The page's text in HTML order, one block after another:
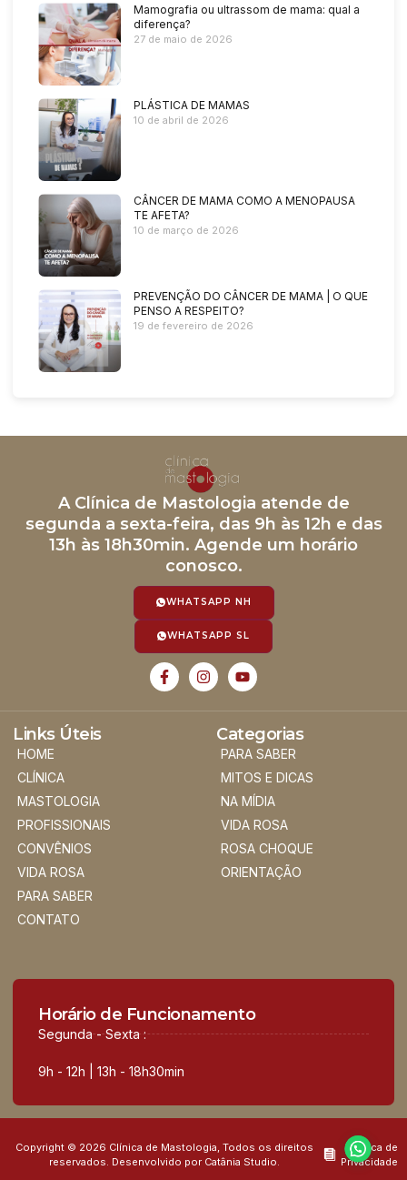
Mamografia ou ultrassom de mama: qual a
diferença?
27 de maio de 2026
PLÁSTICA DE MAMAS
10 de abril de 2026
CÂNCER DE MAMA COMO A MENOPAUSA
TE AFETA?
10 de março de 2026
PREVENÇÃO DO CÂNCER DE MAMA | O QUE
PENSO A RESPEITO?
19 de fevereiro de 2026
A Clínica de Mastologia atende de
segunda a sexta-feira, das 9h às 12h e das
13h às 18h30min. Agende um horário
conosco.
WHATSAPP NH
WHATSAPP SL
Links Úteis
HOME
CLÍNICA
MASTOLOGIA
PROFISSIONAIS
CONVÊNIOS
VIDA ROSA
PARA SABER
CONTATO
Categorias
PARA SABER
MITOS E DICAS
NA MÍDIA
VIDA ROSA
ROSA CHOQUE
ORIENTAÇÃO
Horário de Funcionamento
Segunda - Sexta :
9h - 12h | 13h - 18h30min
Copyright © 2026 Clínica de Mastologia, Todos os direitos
reservados. Desenvolvido por Catânia Studio.
Política de
Privacidade